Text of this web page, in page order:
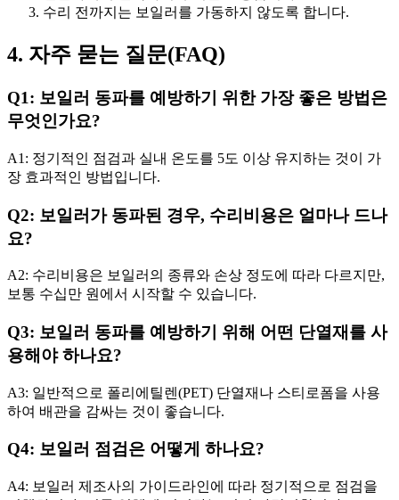
수리 전까지는 보일러를 가동하지 않도록 합니다.
4. 자주 묻는 질문(FAQ)
Q1: 보일러 동파를 예방하기 위한 가장 좋은 방법은
무엇인가요?
A1: 정기적인 점검과 실내 온도를 5도 이상 유지하는 것이 가
장 효과적인 방법입니다.
Q2: 보일러가 동파된 경우, 수리비용은 얼마나 드나
요?
A2: 수리비용은 보일러의 종류와 손상 정도에 따라 다르지만,
보통 수십만 원에서 시작할 수 있습니다.
Q3: 보일러 동파를 예방하기 위해 어떤 단열재를 사
용해야 하나요?
A3: 일반적으로 폴리에틸렌(PET) 단열재나 스티로폼을 사용
하여 배관을 감싸는 것이 좋습니다.
Q4: 보일러 점검은 어떻게 하나요?
A4: 보일러 제조사의 가이드라인에 따라 정기적으로 점검을